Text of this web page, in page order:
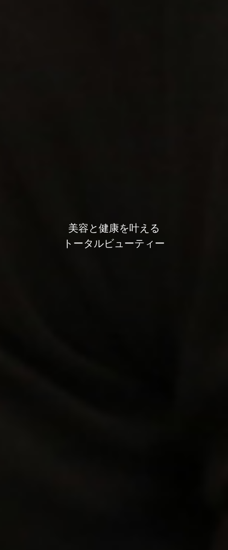
美容と健康を叶える
トータルビューティー